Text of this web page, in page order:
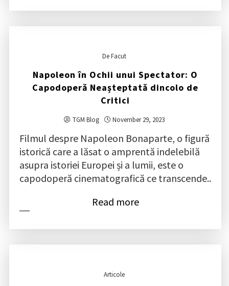
De Facut
Napoleon în Ochii unui Spectator: O
Capodoperă Neașteptată dincolo de
Critici
TGM Blog November 29, 2023
Filmul despre Napoleon Bonaparte, o figură
istorică care a lăsat o amprentă indelebilă
asupra istoriei Europei și a lumii, este o
capodoperă cinematografică ce transcende..
Read more
Articole